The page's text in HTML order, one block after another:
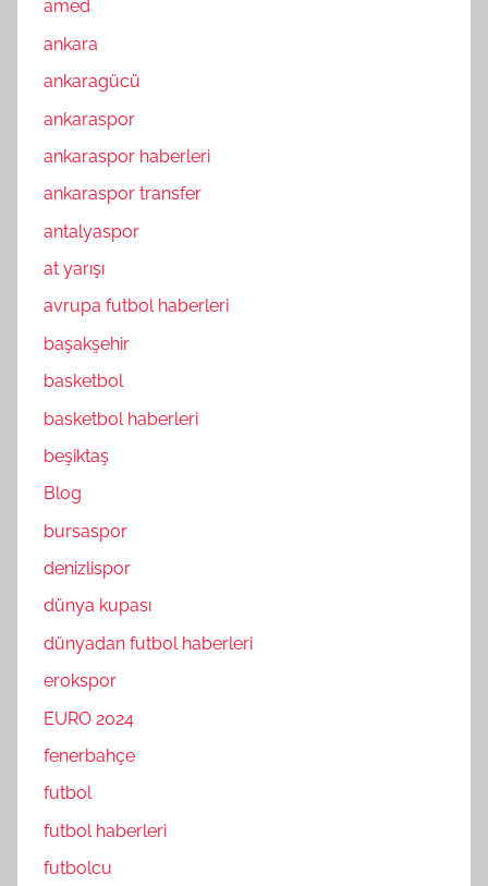
amed
ankara
ankaragücü
ankaraspor
ankaraspor haberleri
ankaraspor transfer
antalyaspor
at yarışı
avrupa futbol haberleri
başakşehir
basketbol
basketbol haberleri
beşiktaş
Blog
bursaspor
denizlispor
dünya kupası
dünyadan futbol haberleri
erokspor
EURO 2024
fenerbahçe
futbol
futbol haberleri
futbolcu